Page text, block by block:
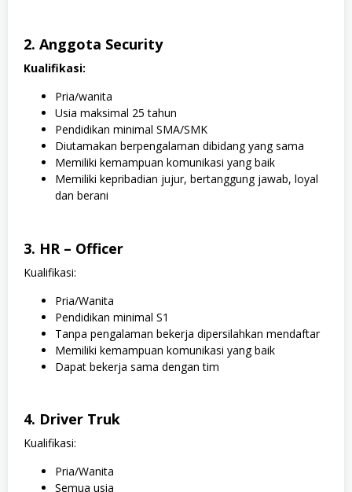
2. Anggota Security
Kualifikasi:
Pria/wanita
Usia maksimal 25 tahun
Pendidikan minimal SMA/SMK
Diutamakan berpengalaman dibidang yang sama
Memiliki kemampuan komunikasi yang baik
Memiliki kepribadian jujur, bertanggung jawab, loyal
dan berani
3. HR – Officer
Kualifikasi:
Pria/Wanita
Pendidikan minimal S1
Tanpa pengalaman bekerja dipersilahkan mendaftar
Memiliki kemampuan komunikasi yang baik
Dapat bekerja sama dengan tim
4. Driver Truk
Kualifikasi:
Pria/Wanita
Semua usia